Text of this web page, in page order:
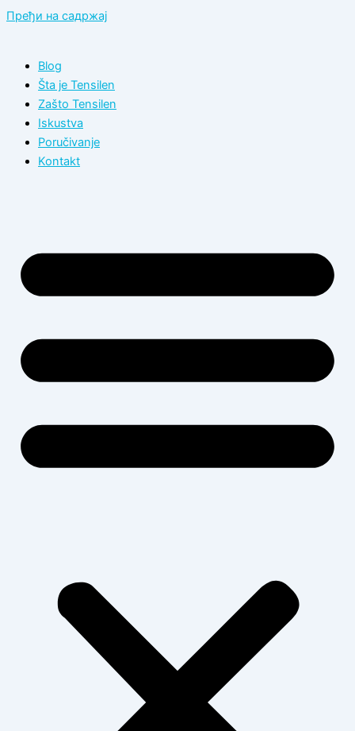
Пређи на садржај
Blog
Šta je Tensilen
Zašto Tensilen
Iskustva
Poručivanje
Kontakt